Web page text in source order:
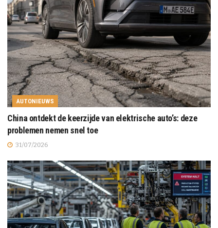
AUTONIEUWS
China ontdekt de keerzijde van elektrische auto’s: deze
problemen nemen snel toe
31/07/2026